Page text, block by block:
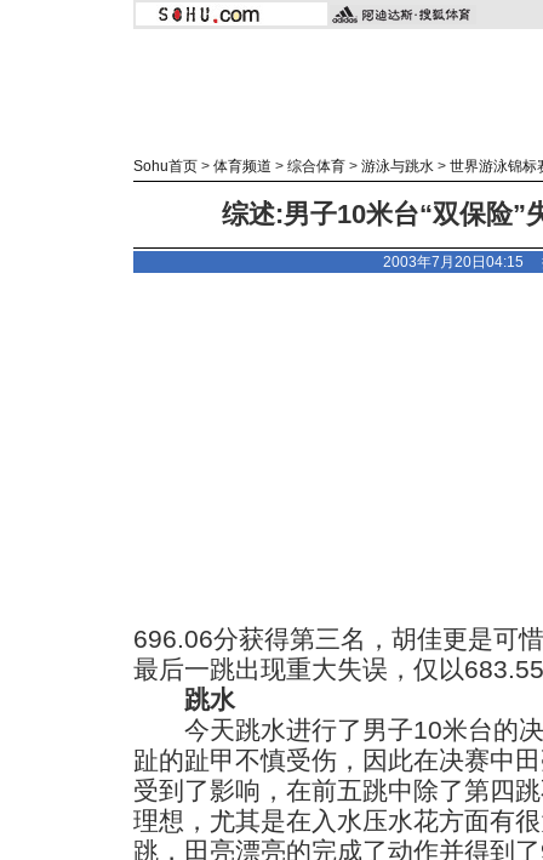
Sohu首页 > 体育频道 > 综合体育 > 游泳与跳水 > 世界游泳锦标
综述:男子10米台“双保险”
2003年7月20日04:15
696.06分获得第三名，胡佳更是可
最后一跳出现重大失误，仅以
跳水
今天跳水进行了男子10米台的决
趾的趾甲不慎受伤，因此在决赛中
受到了影响，在前五跳中除了第四
理想，尤其是在入水压水花方面有
跳，田亮漂亮的完成了动作并得到